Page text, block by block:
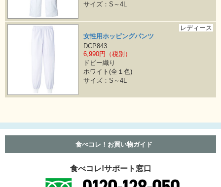
サイズ：S～4L
レディース
女性用ホッピングパンツ
DCP843
6,990円（税別）
ドビー織り
ホワイト(全１色)
サイズ：S～4L
食べコレ！お買い物ガイド
食べコレ!サポート窓口